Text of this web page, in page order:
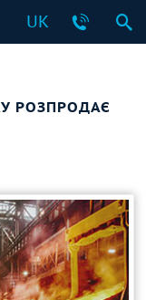
UK
РОЗПРОДАЄ